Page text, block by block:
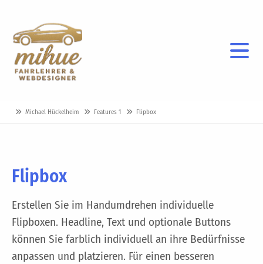
Michael Hückelheim Features 1 Flipbox
Flipbox
Erstellen Sie im Handumdrehen individuelle
Flipboxen. Headline, Text und optionale Buttons
können Sie farblich individuell an ihre Bedürfnisse
anpassen und platzieren. Für einen besseren